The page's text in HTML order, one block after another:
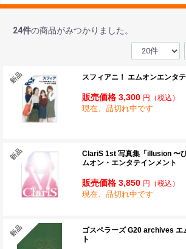
24件の商品がみつかりました。
スフィアニ！ エムオンエンタ
販売価格 3,300 円 （税込）
現在、品切れ中です
ClariS 1st 写真集「illusion 〜
ムオン・エンタテインメント
販売価格 3,850 円 （税込）
現在、品切れ中です
ゴスペラーズ G20 archives エ
ト